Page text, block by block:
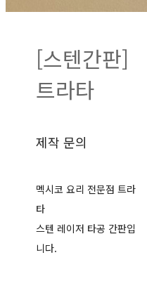
[스텐간판]
트라타
제작 문의
멕시코 요리 전문점 트라
타
스텐 레이저 타공 간판입
니다.